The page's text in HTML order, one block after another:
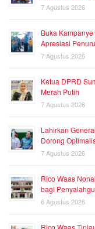
7 Agustus 2026
Buka
Apresiasi
7 Agustus 2026
Ketua DPRD
Merah Putih
7 Agustus 2026
Lahirkan
Dorong
7 Agustus 2026
Rico Waas
bagi
6 Agustus 2026
Rico Waas